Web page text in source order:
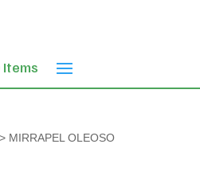
Items
MIRRAPEL OLEOSO